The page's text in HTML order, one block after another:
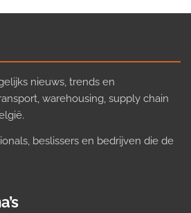
nieuws, trends en
warehousing, supply chain
beslissers en bedrijven die de